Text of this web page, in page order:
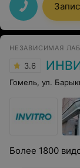
НЕЗАВИСИМАЯ
3.6
Гомель, ул.
Более 1800